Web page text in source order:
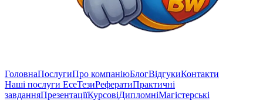
ГоловнаПослугиПро компаніюБлогВідгукиКонтакти
Наші послуги ЕсеТезиРефератиПрактичні
завданняПрезентаціїКурсовіДипломніМагістерські